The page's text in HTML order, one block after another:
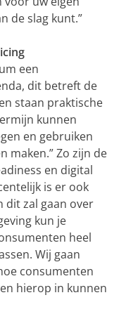
de slag kunt.”
een
dit betreft de
staan praktische
kunnen
en gebruiken
maken.” Zo zijn de
en digital
is er ook
dit zal gaan over
kun je
heel
Wij gaan
consumenten
hierop in kunnen